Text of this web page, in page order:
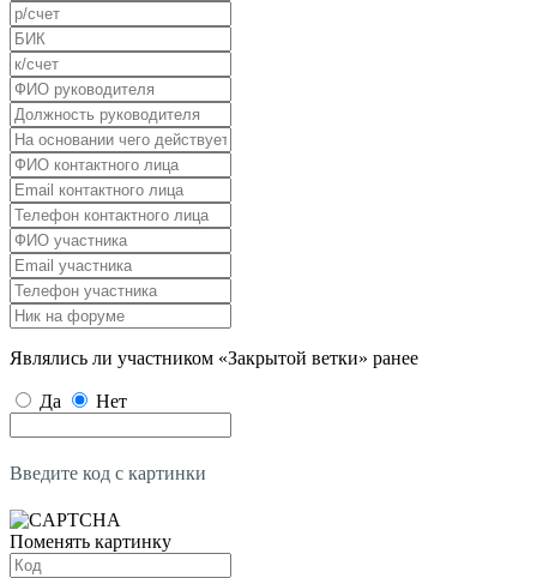
Являлись ли участником «Закрытой ветки» ранее
Да Нет
Введите код с картинки
Поменять картинку